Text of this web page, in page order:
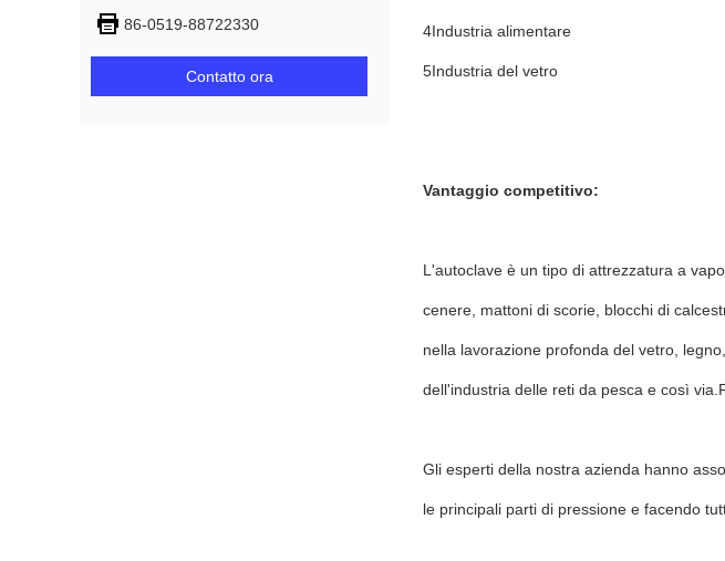
86-0519-88722330
Contatto ora
4Industria alimentare
5Industria del vetro
Vantaggio competitivo:
L'autoclave è un tipo di attrezzatura a
cenere, mattoni di scorie, blocchi di
nella lavorazione profonda del vetro,
dell'industria delle reti da pesca e così
Gli esperti della nostra azienda hanno
le principali parti di pressione e facendo